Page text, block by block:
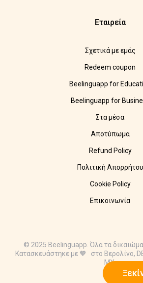
Εταιρεία
Σχετικά με εμάς
Redeem coupon
Beelinguapp for
Beelinguapp for
Στα μέσα
Αποτύπωμα
Refund Policy
Πολιτική Απορρήτου
Cookie Policy
Επικοινωνία
© 2025 Beelinguapp. Όλα τα
Κατασκευάστηκε με 🧡 στο Βερολίνο,
MX.